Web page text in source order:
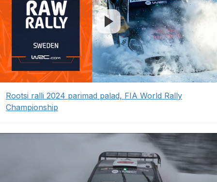
Rootsi ralli 2024 parimad palad, FIA World Rally
Championship